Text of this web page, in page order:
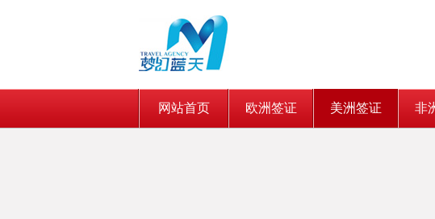
网站首页 欧洲签证 美洲签证 非